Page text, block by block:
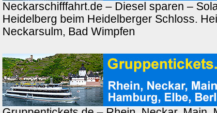
Neckarschifffahrt.de – Diesel sparen –
Heidelberg beim Heidelberger Schloss.
Neckarsulm, Bad Wimpfen